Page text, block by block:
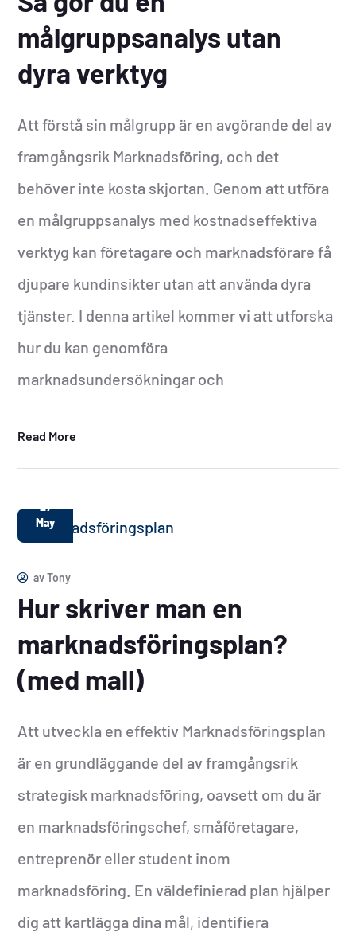
målgruppsanalys utan
dyra verktyg
Att förstå sin målgrupp är en avgörande del av
framgångsrik Marknadsföring, och det
behöver inte kosta skjortan. Genom att utföra
en målgruppsanalys med kostnadseffektiva
verktyg kan företagare och marknadsförare få
djupare kundinsikter utan att använda dyra
tjänster. I denna artikel kommer vi att utforska
hur du kan genomföra
marknadsundersökningar och
Read More
27
May
avTony
Hur skriver man en
marknadsföringsplan?
(med mall)
Att utveckla en effektiv Marknadsföringsplan
är en grundläggande del av framgångsrik
strategisk marknadsföring, oavsett om du är
en marknadsföringschef, småföretagare,
entreprenör eller student inom
marknadsföring. En väldefinierad plan hjälper
dig att kartlägga dina mål, identifiera